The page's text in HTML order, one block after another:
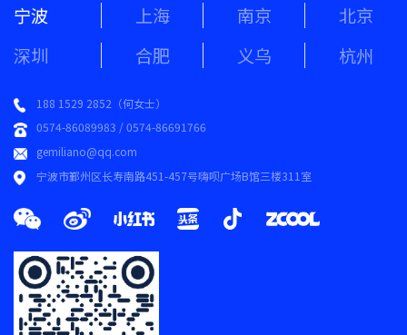
宁波 上海 南京
北京
深圳
合肥 义乌 杭州
188 1529 2852（何女士）
0574-86089983 / 0574-86691766
gemiliano@qq.com
宁波市鄞州区长寿南路451-457号嗨呗广场B馆三楼311室